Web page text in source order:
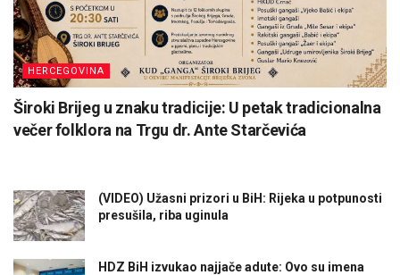
HERCEGOVINA
Široki Brijeg u znaku tradicije: U petak tradicionalna
večer folklora na Trgu dr. Ante Starčevića
(VIDEO) Užasni prizori u BiH: Rijeka u potpunosti
presušila, riba uginula
HDZ BiH izvukao najjače adute: Ovo su imena